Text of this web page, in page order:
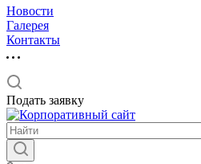
Новости
Галерея
Контакты
Подать заявку